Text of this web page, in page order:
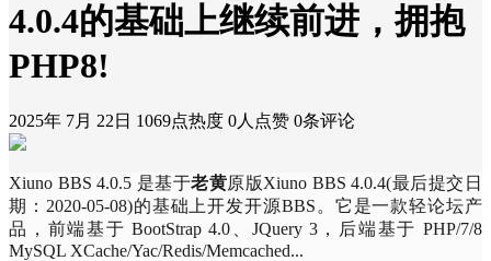
4.0.4的基础上继续前进，拥抱
PHP8!
2025年 7月 22日 1069点热度 0人点赞 0条评论
Xiuno BBS 4.0.5 是基于老黄原版Xiuno BBS 4.0.4(最后提交日
期：2020-05-08)的基础上开发开源BBS。它是一款轻论坛产
品，前端基于 BootStrap 4.0、JQuery 3，后端基于 PHP/7/8
MySQL XCache/Yac/Redis/Memcached...